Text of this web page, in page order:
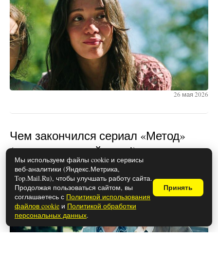
26 мая 2026
Чем закончился сериал «Метод»
(осторожно, спойлеры!)
Мы используем файлы cookie и сервисы
веб-аналитики (Яндекс.Метрика,
Top.Mail.Ru), чтобы улучшать работу сайта.
Продолжая пользоваться сайтом, вы
соглашаетесь с Политикой использования
файлов cookie и Политикой обработки
персональных данных.
Принять